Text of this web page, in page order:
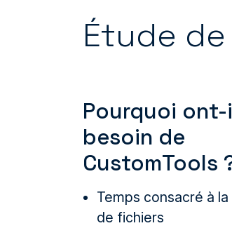
Étude
Pourquoi ont-
besoin de
CustomTools
Temps consacré à
de fichiers